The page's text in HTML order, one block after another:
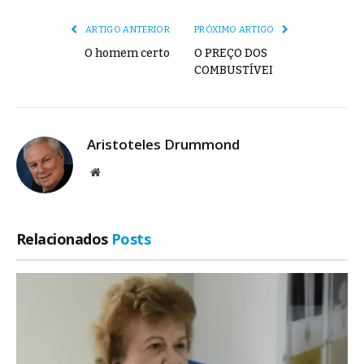
ARTIGO ANTERIOR
O homem certo
PRÓXIMO ARTIGO
O PREÇO DOS
COMBUSTÍVEI
Aristoteles Drummond
Site
Relacionados Posts